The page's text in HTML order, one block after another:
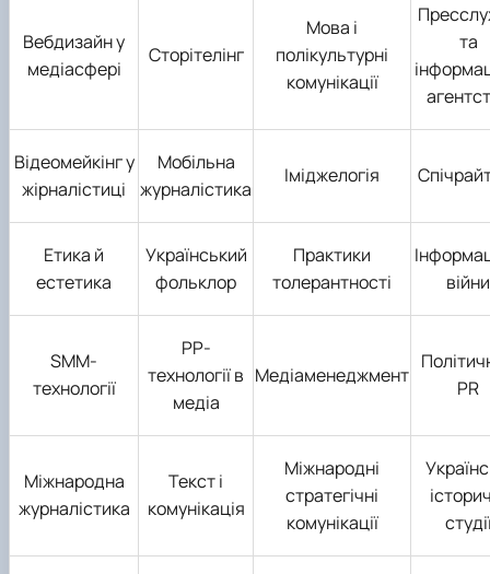
Вебдизайн у
медіасфері
Сторітелінг
Мова і
полікультурні
комунікації
та
Відеомейкінг у
жірналістиці
Мобільна
журналістика
Іміджелогія
Етика й
естетика
Український
фольклор
Практики
толерантності
війни
SММ-
технології
РР-
технології в
медіа
Медіаменеджмент
PR
Міжнародна
журналістика
Текст і
комунікація
Міжнародні
стратегічні
комунікації